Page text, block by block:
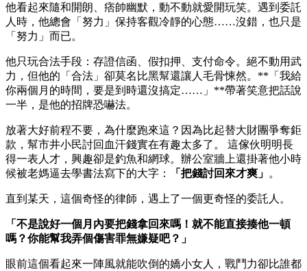
他看起來隨和開朗、痞帥幽默，動不動就愛開玩笑。遇到委託
人時，他總會「努力」保持客觀冷靜的心態……沒錯，也只是
「努力」而已。
他只玩合法手段：存證信函、假扣押、支付命令。絕不動用武
力，但他的「合法」卻莫名比黑幫還讓人毛骨悚然。**「我給
你兩個月的時間，要是到時還沒搞定……」**帶著笑意把話說
一半，是他的招牌恐嚇法。
放著大好前程不要，為什麼跑來這？因為比起替大財團爭奪鉅
款，幫市井小民討回血汗錢實在有趣太多了。 這傢伙明明長
得一表人才，興趣卻是釣魚和網球。辦公室牆上還掛著他小時
候被老媽逼去學書法寫下的大字：
「把錢討回來才爽」 。
直到某天，這個奇怪的律師，遇上了一個更奇怪的委託人。
「不是說好一個月內要把錢拿回來嗎！就不能直接揍他一頓
嗎？你能幫我弄個傷害罪無嫌疑吧？」
眼前這個看起來一陣風就能吹倒的嬌小女人，戰鬥力卻比誰都